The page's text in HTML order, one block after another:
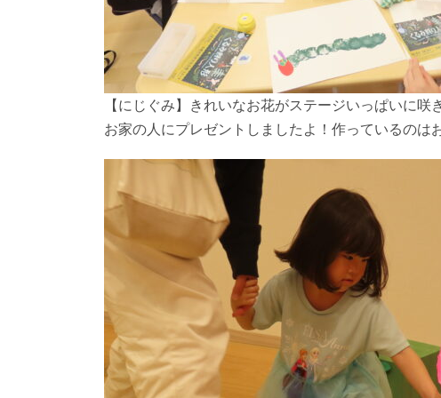
【にじぐみ】きれいなお花がステージいっぱいに
お家の人にプレゼントしましたよ！作っているのは